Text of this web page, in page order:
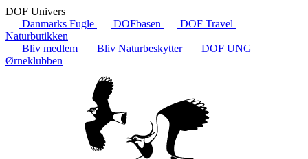
DOF Univers
Danmarks Fugle
DOFbasen
DOF Travel
Naturbutikken
Bliv medlem
Bliv Naturbeskytter
DOF UNG
Ørneklubben